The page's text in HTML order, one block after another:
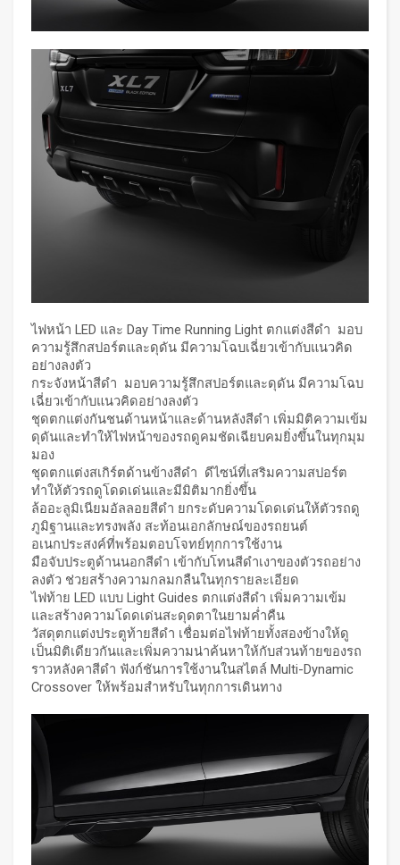
ไฟหน้า LED และ Day Time Running Light ตกแต่งสีดำ มอบ
ความรู้สึกสปอร์ตและดุดัน มีความโฉบเฉี่ยวเข้ากับแนวคิด
อย่างลงตัว
กระจังหน้าสีดำ มอบความรู้สึกสปอร์ตและดุดัน มีความโฉบ
เฉี่ยวเข้ากับแนวคิดอย่างลงตัว
ชุดตกแต่งกันชนด้านหน้าและด้านหลังสีดำ เพิ่มมิติความเข้ม
ดุดันและทำให้ไฟหน้าของรถดูคมชัดเฉียบคมยิ่งขึ้นในทุกมุม
มอง
ชุดตกแต่งสเกิร์ตด้านข้างสีดำ ดีไซน์ที่เสริมความสปอร์ต
ทำให้ตัวรถดูโดดเด่นและมีมิติมากยิ่งขึ้น
ล้ออะลูมิเนียมอัลลอยสีดำ ยกระดับความโดดเด่นให้ตัวรถดู
ภูมิฐานและทรงพลัง สะท้อนเอกลักษณ์ของรถยนต์
อเนกประสงค์ที่พร้อมตอบโจทย์ทุกการใช้งาน
มือจับประตูด้านนอกสีดำ เข้ากับโทนสีดำเงาของตัวรถอย่าง
ลงตัว ช่วยสร้างความกลมกลืนในทุกรายละเอียด
ไฟท้าย LED แบบ Light Guides ตกแต่งสีดำ เพิ่มความเข้ม
และสร้างความโดดเด่นสะดุดตาในยามค่ำคืน
วัสดุตกแต่งประตูท้ายสีดำ เชื่อมต่อไฟท้ายทั้งสองข้างให้ดู
เป็นมิติเดียวกันและเพิ่มความน่าค้นหาให้กับส่วนท้ายของรถ
ราวหลังคาสีดำ ฟังก์ชันการใช้งานในสไตล์ Multi-Dynamic
Crossover ให้พร้อมสำหรับในทุกการเดินทาง